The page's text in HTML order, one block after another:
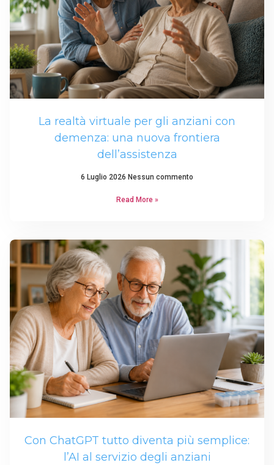
La realtà virtuale per gli anziani con
demenza: una nuova frontiera
dell’assistenza
6 Luglio 2026 Nessun commento
Read More »
Con ChatGPT tutto diventa più semplice:
l’AI al servizio degli anziani